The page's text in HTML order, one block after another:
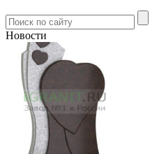
Новости